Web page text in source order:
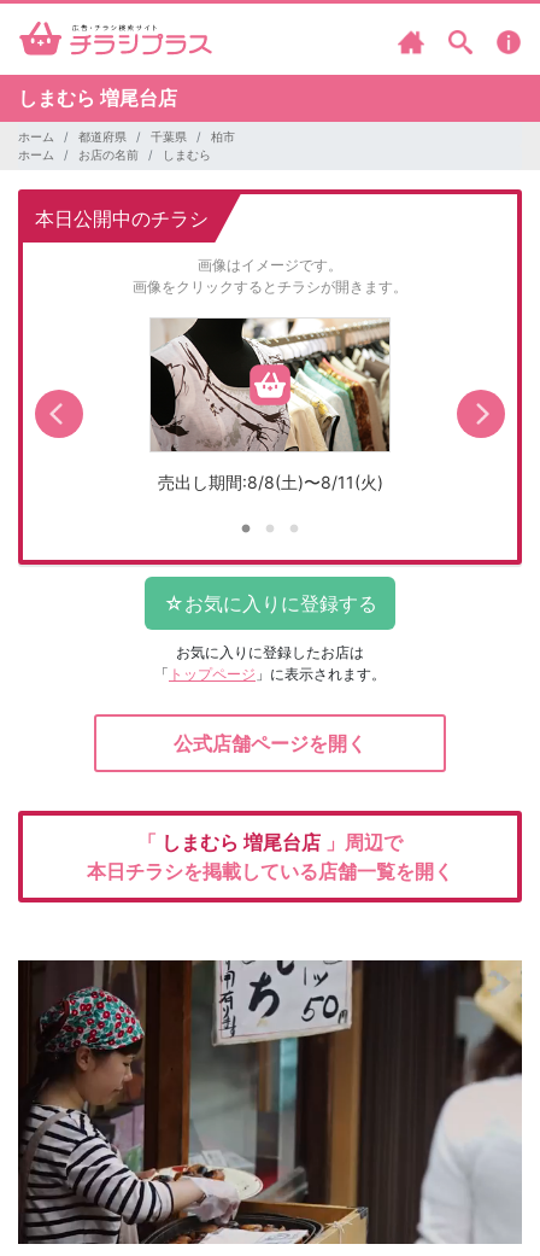
しまむら 増尾台店
ホーム 都道府県 千葉県
柏市
ホーム
お店の名前 しまむら
本日公開中のチラシ
画像はイメージです。
画像をクリックするとチラシが開きます。
売出し期間:8/8(土)〜8/11(火)
お気に入りに登録したお店は
「 トップページ 」に表示されます。
公式店舗ページを開く
「 しまむら 増尾台店 」周辺で
本日チラシを掲載している店舗一覧を開く